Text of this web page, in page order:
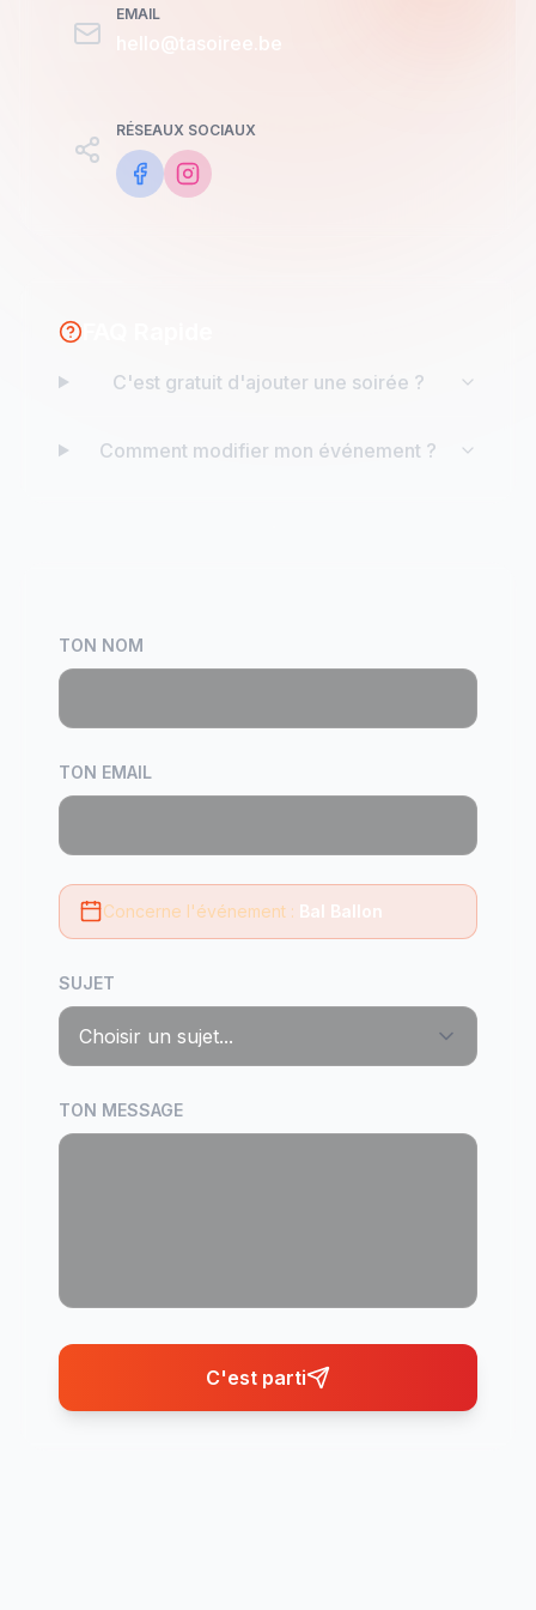
EMAIL
hello@tasoiree.be
RÉSEAUX SOCIAUX
C'est gratuit d'ajouter une soirée ?
Comment modifier mon événement ?
TON NOM
TON EMAIL
Concerne l'événement : Bal Ballon
SUJET
TON MESSAGE
C'est parti